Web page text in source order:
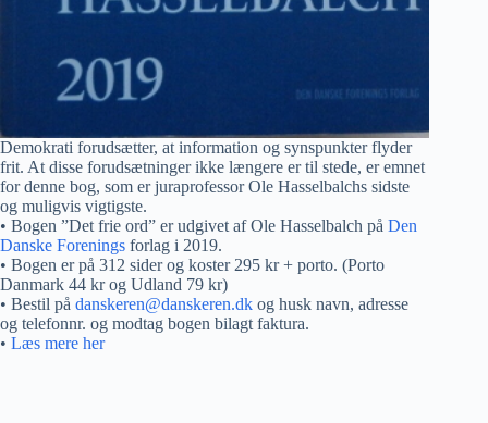
Demokrati forudsætter, at information og synspunkter flyder
frit. At disse forudsætninger ikke længere er til stede, er emnet
for denne bog, som er juraprofessor Ole Hasselbalchs sidste
og muligvis vigtigste.
• Bogen ”Det frie ord” er udgivet af Ole Hasselbalch på Den
Danske Forenings forlag i 2019.
• Bogen er på 312 sider og koster 295 kr + porto. (Porto
Danmark 44 kr og Udland 79 kr)
• Bestil på danskeren@danskeren.dk og husk navn, adresse
og telefonnr. og modtag bogen bilagt faktura.
• Læs mere her